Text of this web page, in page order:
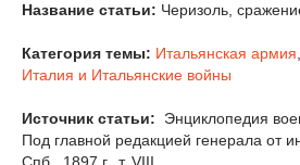
Название статьи: Черизоль,
Категория темы: Итальянская армия
Италия и Итальянские войны
Источник статьи:
Энциклопедия
Под главной редакцией генерала от